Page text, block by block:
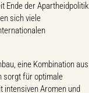
Ende der Apartheidpolitik
sich viele
eine Kombination aus
sorgt für optimale
intensiven Aromen und